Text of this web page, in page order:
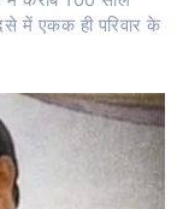
में एकक ही परिवार के